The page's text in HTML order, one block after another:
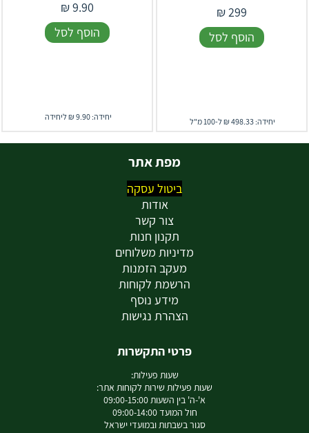
299
₪
הוסף לסל
יחידה: 498.33 ₪ ל-100 מ"ל
9.90
₪
הוסף לסל
יחידה: 9.90 ₪ ליחידה
מפת אתר
ביטול עסקה
אודות
צור קשר
תקנון חנות
מדיניות משלוחים
מעקב הזמנות
הרשמת לקוחות
מידע נוסף
הצהרת נגישות
פרטי התקשרות
שעות פעילות:
שעות פעילות שירות לקוחות אתר:
א'-ה' בין השעות 09:00-15:00
חול המועד 09:00-14:00
סגור בשבתות ובמועדי ישראל